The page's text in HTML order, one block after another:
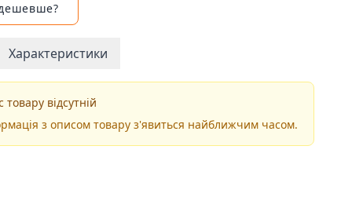
Характеристики
товару відсутній
з описом товару з'явиться найближчим часом.